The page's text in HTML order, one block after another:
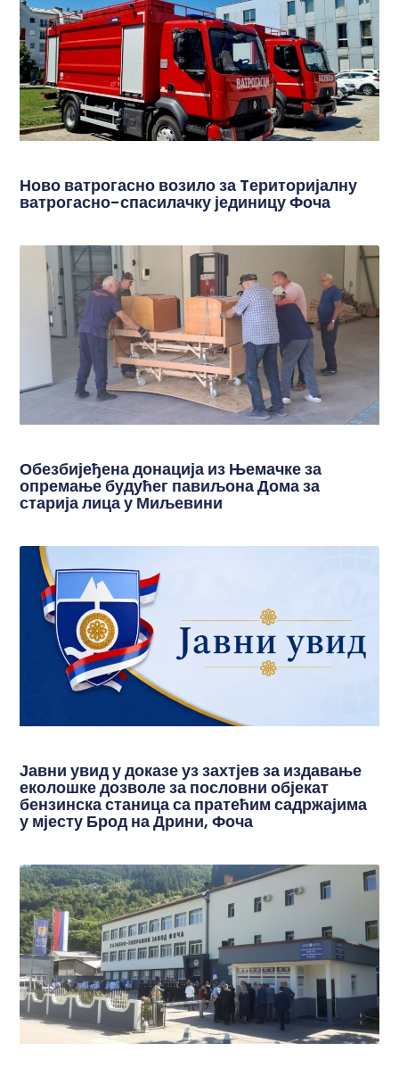
Ново ватрогасно возило за Tериторијалну
ватрогасно-спасилачку јединицу Фоча
Обезбијеђена донација из Њемачке за
опремање будућег павиљона Дома за
старија лица у Миљевини
Јавни увид у доказе уз захтјев за издавање
еколошке дозволе за пословни објекат
бензинска станица са пратећим садржајима
у мјесту Брод на Дрини, Фоча